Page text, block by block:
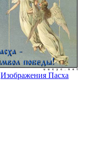
Изображения Пасха